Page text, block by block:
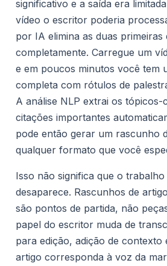
significativo e a saída era
vídeo o escritor poderia
por IA elimina as duas primeiras
completamente. Carregue um
e em poucos minutos você tem
completa com rótulos de
A análise NLP extrai os tópicos-
citações importantes
pode então gerar um rascunho
qualquer formato que você
Isso não significa que o
desaparece. Rascunhos de
são pontos de partida, não
papel do escritor muda de
para edição, adição de contexto
artigo corresponda à voz da